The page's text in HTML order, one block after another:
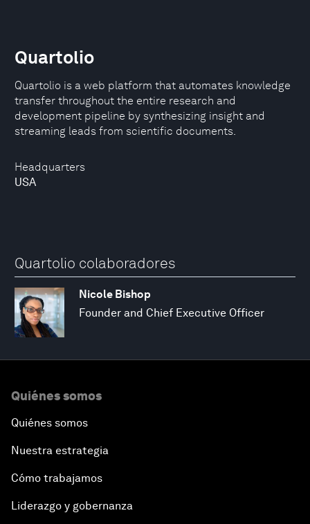
Headquarters
USA
Quartolio
Quartolio is a web platform that automates knowledge
transfer throughout the entire research and
development pipeline by synthesizing insight and
streaming leads from scientific documents.
Quartolio colaboradores
Nicole Bishop
Founder and Chief Executive Officer
Quiénes somos
Quiénes somos
Nuestra estrategia
Cómo trabajamos
Liderazgo y gobernanza